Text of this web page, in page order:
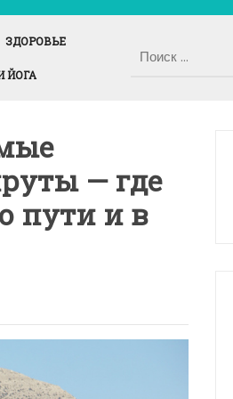
ЗДОРОВЬЕ
ЙОГА
— где
пути и в